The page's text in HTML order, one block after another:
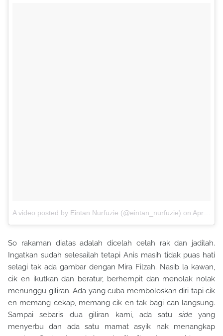
A video posted by Eintan Nurfuzie (@eintan_nurfuzie) on Apr 23, 2016 at 11:48pm PDT
So rakaman diatas adalah dicelah celah rak dan jadilah.
Ingatkan sudah selesailah tetapi Anis masih tidak puas hati
selagi tak ada gambar dengan Mira Filzah. Nasib la kawan,
cik en ikutkan dan beratur, berhempit dan menolak nolak
menunggu giliran. Ada yang cuba memboloskan diri tapi cik
en memang cekap, memang cik en tak bagi can langsung.
Sampai sebaris dua giliran kami, ada satu side yang
menyerbu dan ada satu mamat asyik nak menangkap